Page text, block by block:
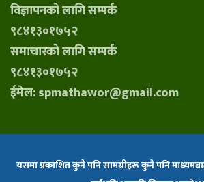
विज्ञापनको लागि सम्पर्क
९८४१३०१७५२
समाचारको लागि सम्पर्क
९८४१३०१७५२
ईमेल: spmathawor@gmail.com
यसमा प्रकाशित कुनै पनि सामग्रीहरू कुनै पनि